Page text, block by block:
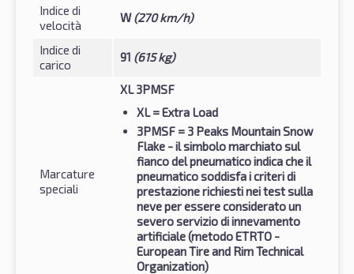
Indice di
velocità
W(270 km/h)
Indice di
carico
91 (615 kg)
Marcature
speciali
XL 3PMSF
XL= Extra Load
3PMSF = 3 Peaks Mountain Snow
Flake - il simbolo marchiato sul
fianco del pneumatico indica che il
pneumatico soddisfa i criteri di
prestazione richiesti nei test sulla
neve per essere considerato un
severo servizio di innevamento
artificiale (metodo ETRTO -
European Tire and Rim Technical
Organization)